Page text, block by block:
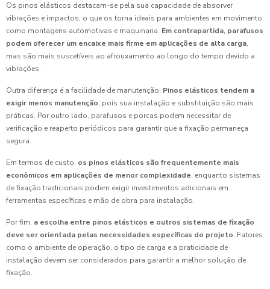
Os pinos elásticos destacam-se pela sua capacidade de absorver
vibrações e impactos, o que os torna ideais para ambientes em movimento,
como montagens automotivas e maquinaria. Em contrapartida, parafusos
podem oferecer um encaixe mais firme em aplicações de alta carga,
mas são mais suscetíveis ao afrouxamento ao longo do tempo devido a
vibrações.
Outra diferença é a facilidade de manutenção. Pinos elásticos tendem a
exigir menos manutenção, pois sua instalação e substituição são mais
práticas. Por outro lado, parafusos e porcas podem necessitar de
verificação e reaperto periódicos para garantir que a fixação permaneça
segura.
Em termos de custo, os pinos elásticos são frequentemente mais
econômicos em aplicações de menor complexidade, enquanto sistemas
de fixação tradicionais podem exigir investimentos adicionais em
ferramentas específicas e mão de obra para instalação.
Por fim, a escolha entre pinos elásticos e outros sistemas de fixação
deve ser orientada pelas necessidades específicas do projeto. Fatores
como o ambiente de operação, o tipo de carga e a praticidade de
instalação devem ser considerados para garantir a melhor solução de
fixação.